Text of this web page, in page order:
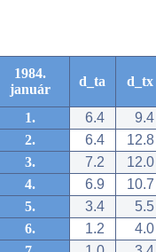
1984.
január
d_ta d_tx
1. 6.4
9.4
2.
6.4
12.8
3.
7.2
12.0
4.
6.9
10.7
5.
3.4
5.5
6.
1.2
4.0